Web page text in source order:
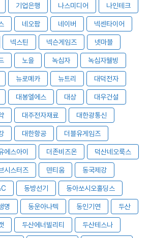
기업은행 나스미디어 나인테크
네오팜 네이버 넥센타이어
넥스틴 넥슨게임즈 넷마블
노을 녹십자 녹십자웰빙
뉴로메카 뉴트리 대덕전자
대봉엘에스 대상 대우건설
대주전자재료 대한광통신
대한항공 더블유게임즈
에스아이 더존비즈온 덕산네오룩스
시스터즈 덴티움 동국제강
동방선기 동아쏘시오홀딩스
명 동운아나텍 동인기연 두산
두산에너빌리티 두산테스나